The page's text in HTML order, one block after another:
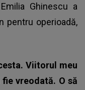
Emilia Ghinescu a
pentru operioadă,
Viitorul meu
vreodată. O să